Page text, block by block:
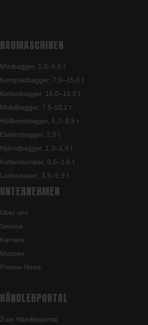
BAUMASCHINEN
Minibagger, 1,0–6,0 t
Kompaktbagger, 7,0–15,0 t
Kettenbagger, 15,0–16,0 t
Mobilbagger, 7,5-10,1 t
Hüllkreisbagger, 5,7–8,5 t
Elektrobagger, 2,0 t
Hybridbagger, 1,3–1,9 t
Kettendumper, 0,5–1,6 t
Laderaupen, 3,5–5,9 t
UNTERNEHMEN
Über uns
Service
Karriere
Messen
Presse-News
HÄNDLERPORTAL
Zum Händlerportal